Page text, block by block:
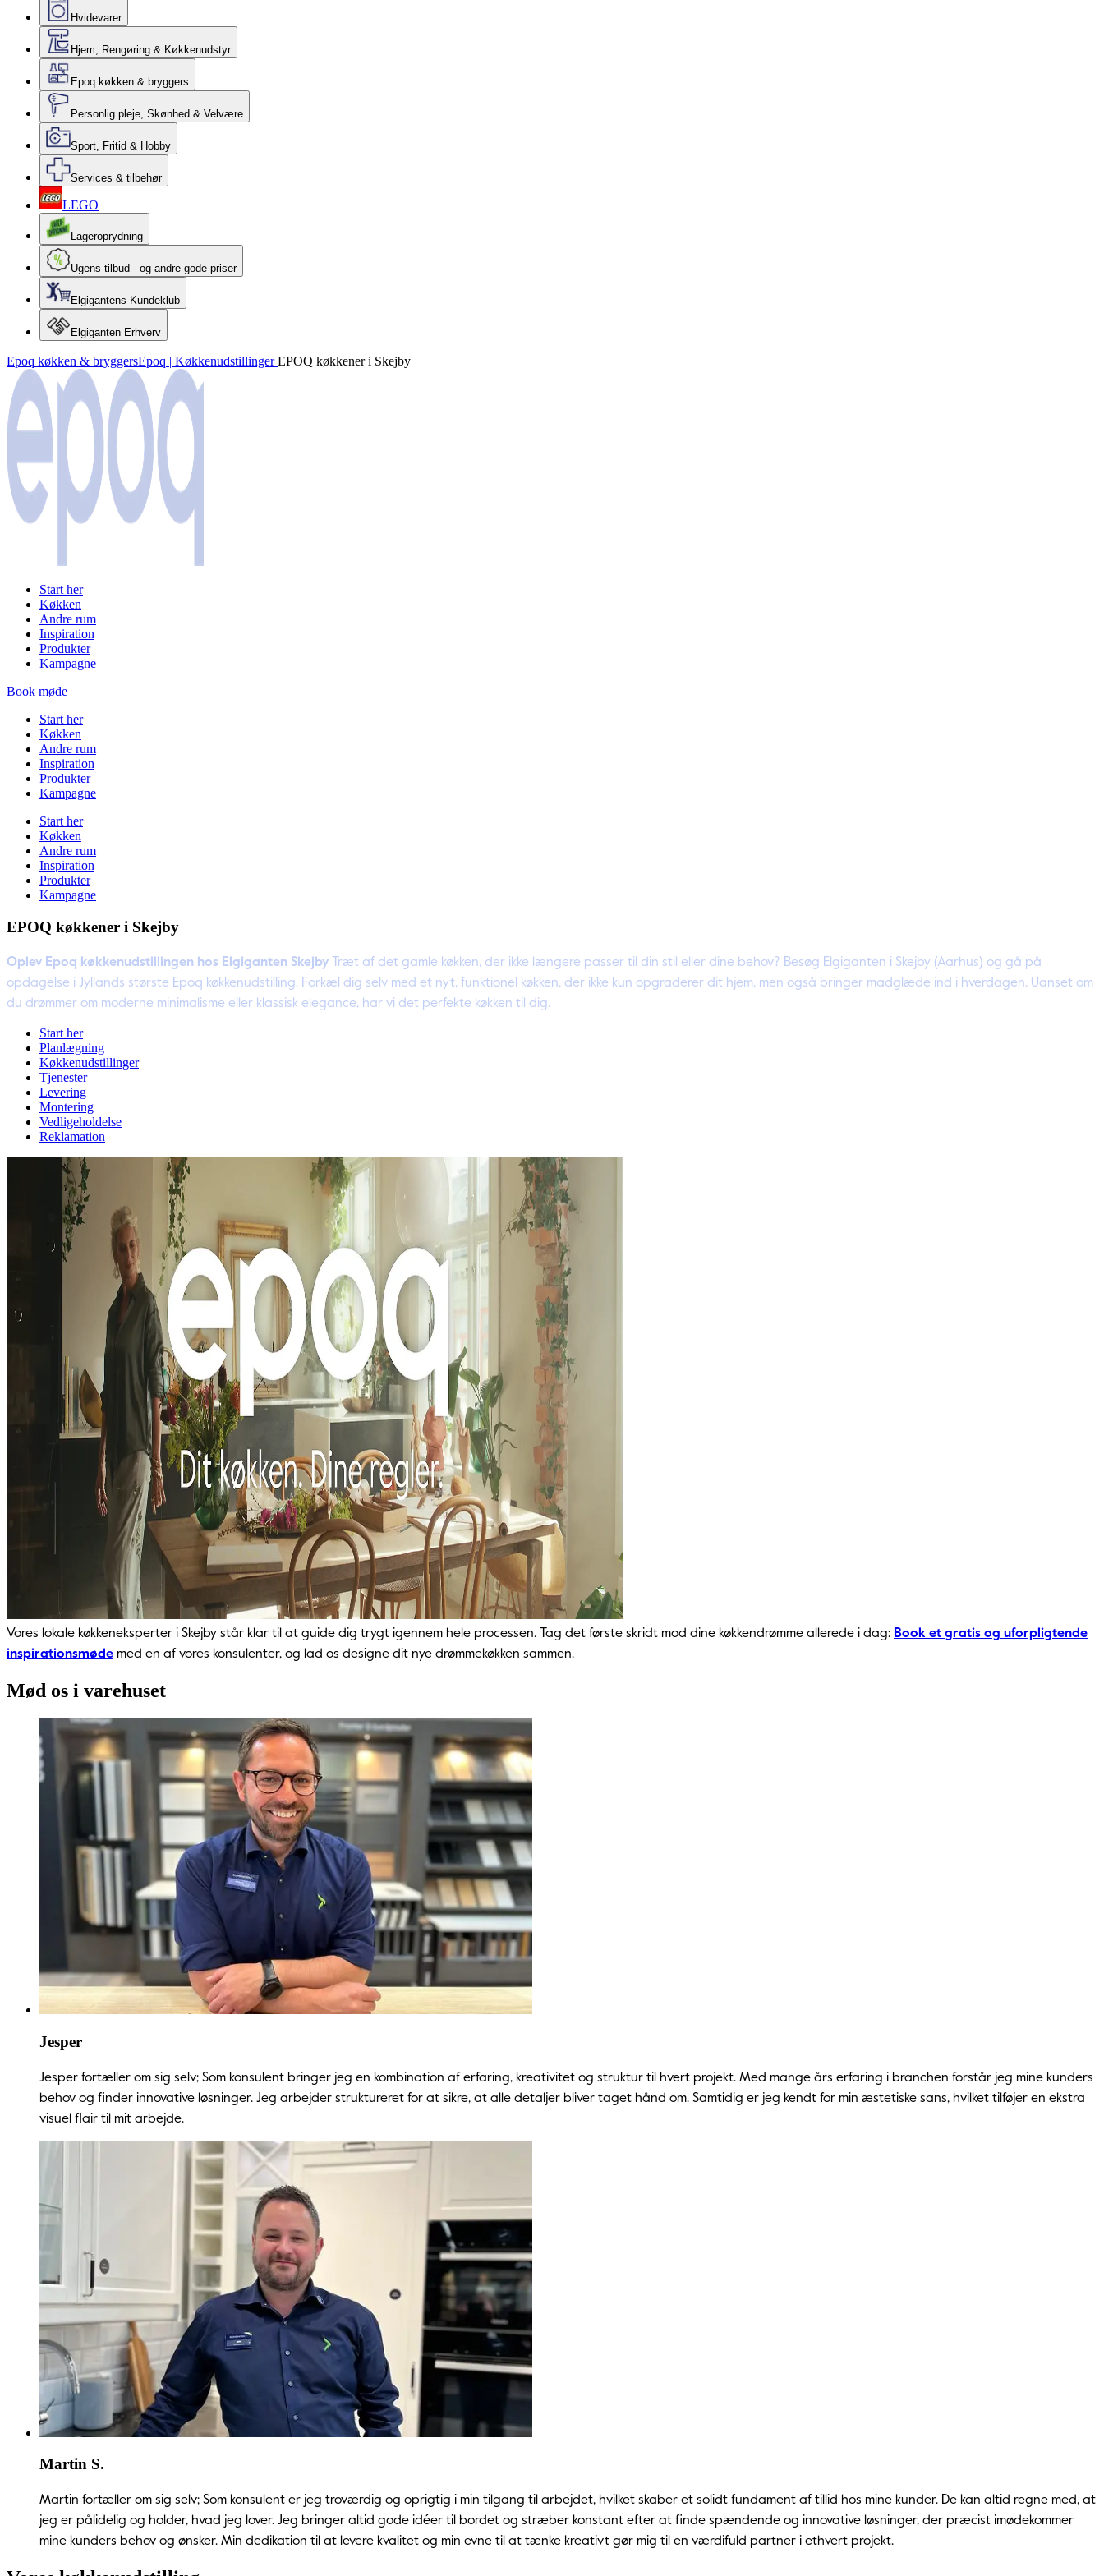
Hvidevarer
Hjem, Rengøring & Køkkenudstyr
Epoq køkken & bryggers
Personlig pleje, Skønhed & Velvære
Sport, Fritid & Hobby
Services & tilbehør
LEGO
Lageroprydning
Ugens tilbud - og andre gode priser
Elgigantens Kundeklub
Elgiganten Erhverv
Epoq køkken & bryggersEpoq | KøkkenudstillingerEPOQ køkkener i Skejby
Start her
Køkken
Andre rum
Inspiration
Produkter
Kampagne
Book møde
Start her
Køkken
Andre rum
Inspiration
Produkter
Kampagne
Start her
Køkken
Andre rum
Inspiration
Produkter
Kampagne
EPOQ køkkener i Skejby
Oplev Epoq køkkenudstillingen hos Elgiganten SkejbyTræt af det gamle køkken, der ikke længere passer til din stil eller dine behov? Besøg Elgiganten i Skejby (Aarhus) og gå på
opdagelse i Jyllands største Epoq køkkenudstilling. Forkæl dig selv med et nyt, funktionel køkken, der ikke kun opgraderer dit hjem, men også bringer madglæde ind i hverdagen. Uanset om
du drømmer om moderne minimalisme eller klassisk elegance, har vi det perfekte køkken til dig.
Start her
Planlægning
Køkkenudstillinger
Tjenester
Levering
Montering
Vedligeholdelse
Reklamation
Vores lokale køkkeneksperter i Skejby står klar til at guide dig trygt igennem hele processen. Tag det første skridt mod dine køkkendrømme allerede i dag: Book et gratis og uforpligtende
inspirationsmøde med en af vores konsulenter, og lad os designe dit nye drømmekøkken sammen.
Mød os i varehuset
Jesper
Jesper fortæller om sig selv;Som konsulent bringer jeg en kombination af erfaring, kreativitet og struktur til hvert projekt. Med mange års erfaring i branchen forstår jeg mine kunders
behov og finder innovative løsninger. Jeg arbejder struktureret for at sikre, at alle detaljer bliver taget hånd om. Samtidig er jeg kendt for min æstetiske sans, hvilket tilføjer en ekstra
visuel flair til mit arbejde.
Martin S.
Martin fortæller om sig selv;Som konsulent er jeg troværdig og oprigtig i min tilgang til arbejdet, hvilket skaber et solidt fundament af tillid hos mine kunder. De kan altid regne med, at
jeg er pålidelig og holder, hvad jeg lover. Jeg bringer altid gode idéer til bordet og stræber konstant efter at finde spændende og innovative løsninger, der præcist imødekommer
mine kunders behov og ønsker. Min dedikation til at levere kvalitet og min evne til at tænke kreativt gør mig til en værdifuld partner i ethvert projekt.